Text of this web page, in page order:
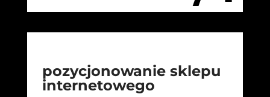
pozycjonowanie sklepu
internetowego